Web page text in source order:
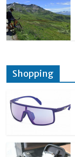
Shopping